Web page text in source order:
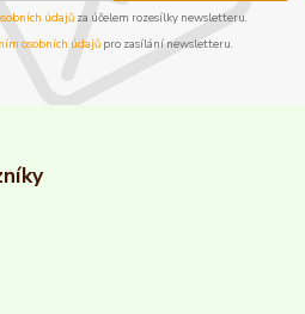
údajůza účelem rozesílky newsletteru.
osobních údajůpro zasílání newsletteru.